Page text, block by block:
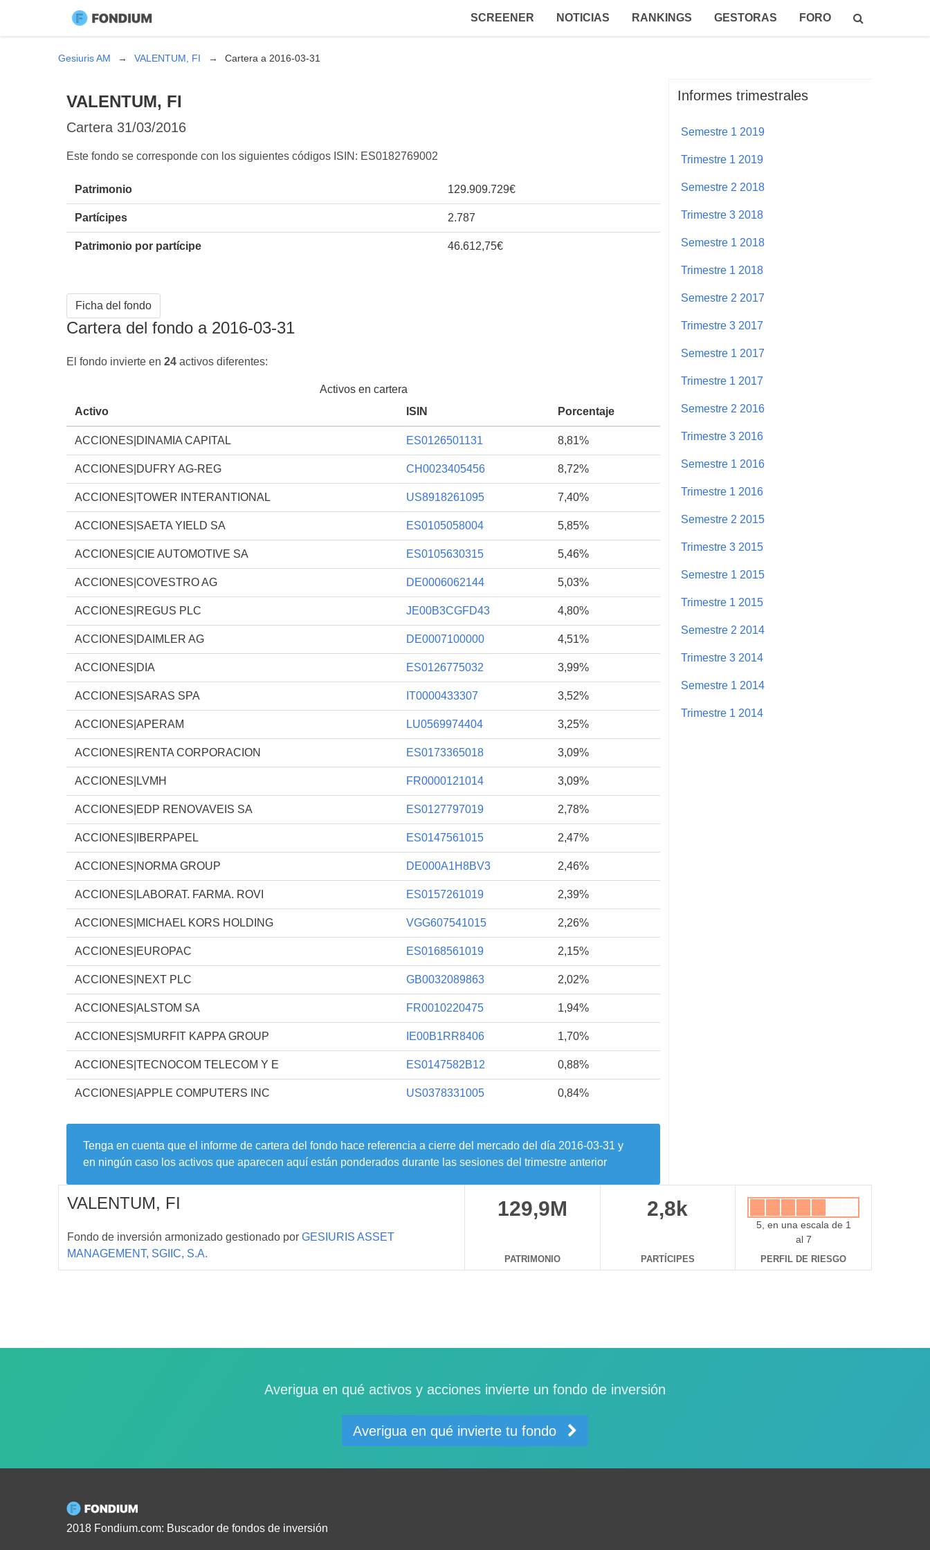
SCREENER NOTICIAS RANKINGS GESTORAS FORO
Gesiuris AM VALENTUM, FI Cartera a 2016-03-31
VALENTUM, FI
Cartera 31/03/2016
Este fondo se corresponde con los siguientes códigos ISIN: ES0182769002
Patrimonio 129.909.729€
Partícipes 2.787
Patrimonio por partícipe 46.612,75€
Ficha del fondo
Cartera del fondo a 2016-03-31
El fondo invierte en 24 activos diferentes:
Activos en cartera
Activo
ISIN Porcentaje
ACCIONES|DINAMIA CAPITAL ES0126501131 8,81%
ACCIONES|DUFRY AG-REG CH0023405456 8,72%
ACCIONES|TOWER INTERANTIONAL US8918261095 7,40%
ACCIONES|SAETA YIELD SA ES0105058004 5,85%
ACCIONES|CIE AUTOMOTIVE SA ES0105630315 5,46%
ACCIONES|COVESTRO AG DE0006062144 5,03%
ACCIONES|REGUS PLC JE00B3CGFD43 4,80%
ACCIONES|DAIMLER AG DE0007100000 4,51%
ACCIONES|DIA ES0126775032 3,99%
ACCIONES|SARAS SPA IT0000433307 3,52%
ACCIONES|APERAM LU0569974404 3,25%
ACCIONES|RENTA CORPORACION ES0173365018 3,09%
ACCIONES|LVMH FR0000121014 3,09%
ACCIONES|EDP RENOVAVEIS SA ES0127797019 2,78%
ACCIONES|IBERPAPEL ES0147561015 2,47%
ACCIONES|NORMA GROUP DE000A1H8BV3 2,46%
ACCIONES|LABORAT. FARMA. ROVI ES0157261019 2,39%
ACCIONES|MICHAEL KORS HOLDING VGG607541015 2,26%
ACCIONES|EUROPAC ES0168561019 2,15%
ACCIONES|NEXT PLC GB0032089863 2,02%
ACCIONES|ALSTOM SA FR0010220475 1,94%
ACCIONES|SMURFIT KAPPA GROUP IE00B1RR8406 1,70%
ACCIONES|TECNOCOM TELECOM Y E ES0147582B12 0,88%
ACCIONES|APPLE COMPUTERS INC US0378331005 0,84%
Tenga en cuenta que el informe de cartera del fondo hace referencia a cierre del mercado del día 2016-03-31 y
en ningún caso los activos que aparecen aquí están ponderados durante las sesiones del trimestre anterior
Informes trimestrales
Semestre 1 2019
Trimestre 1 2019
Semestre 2 2018
Trimestre 3 2018
Semestre 1 2018
Trimestre 1 2018
Semestre 2 2017
Trimestre 3 2017
Semestre 1 2017
Trimestre 1 2017
Semestre 2 2016
Trimestre 3 2016
Semestre 1 2016
Trimestre 1 2016
Semestre 2 2015
Trimestre 3 2015
Semestre 1 2015
Trimestre 1 2015
Semestre 2 2014
Trimestre 3 2014
Semestre 1 2014
Trimestre 1 2014
VALENTUM, FI
Fondo de inversión armonizado gestionado por GESIURIS ASSET
MANAGEMENT, SGIIC, S.A.
129,9M
PATRIMONIO
2,8k
PARTÍCIPES
5, en una escala de 1
al 7
PERFIL DE RIESGO
Averigua en qué activos y acciones invierte un fondo de inversión
Averigua en qué invierte tu fondo
2018 Fondium.com: Buscador de fondos de inversión